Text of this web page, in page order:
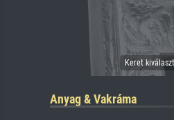
Anyag & Vakráma